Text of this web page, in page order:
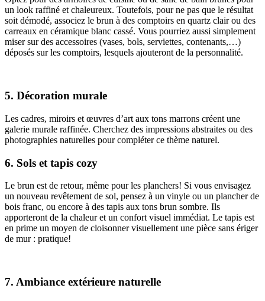
un look raffiné et chaleureux. Toutefois, pour ne pas que le résultat
soit démodé, associez le brun à des comptoirs en quartz clair ou des
carreaux en céramique blanc cassé. Vous pourriez aussi simplement
miser sur des accessoires (vases, bols, serviettes, contenants,…)
déposés sur les comptoirs, lesquels ajouteront de la personnalité.
5. Décoration murale
Les cadres, miroirs et œuvres d’art aux tons marrons créent une
galerie murale raffinée. Cherchez des impressions abstraites ou des
photographies naturelles pour compléter ce thème naturel.
6. Sols et tapis cozy
Le brun est de retour, même pour les planchers! Si vous envisagez
un nouveau revêtement de sol, pensez à un vinyle ou un plancher de
bois franc, ou encore à des tapis aux tons brun sombre. Ils
apporteront de la chaleur et un confort visuel immédiat. Le tapis est
en prime un moyen de cloisonner visuellement une pièce sans ériger
de mur : pratique!
7. Ambiance extérieure naturelle